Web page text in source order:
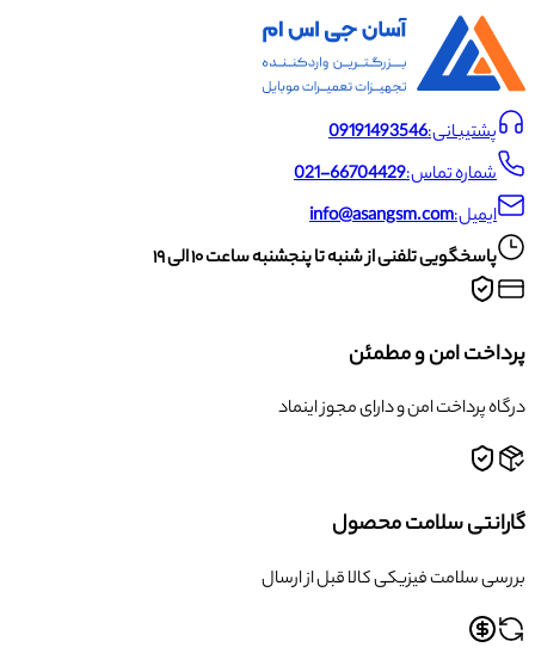
پشتیبانی:09191493546
شماره تماس:021-66704429
ایمیل:info@asangsm.com
پاسخگویی تلفنی از شنبه تا پنجشنبه ساعت ۱۰ الی ۱۹
پرداخت امن و مطمئن
درگاه پرداخت امن و دارای مجوز اینماد
گارانتی سلامت محصول
بررسی سلامت فیزیکی کالا قبل از ارسال